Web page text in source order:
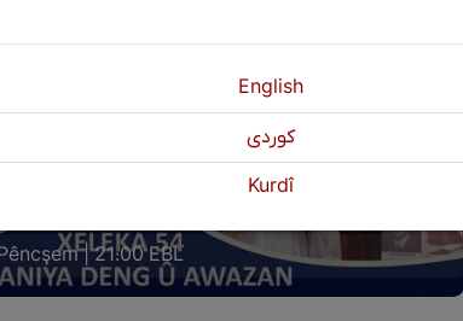
DENG Û AWAZAN XELEKA (54)
| 21:00 EBL
English
كوردی
Kurdî